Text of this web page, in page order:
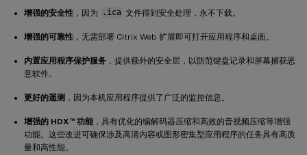
增强的安全性 ，因为 .ica 文件得到安全处理，永不下载。
增强的可靠性 ，无需部署 Citrix Web 扩展即可打开应用程序和桌面。
内置应用程序保护服务 ，提供额外的安全层，以防范键盘记录和屏幕捕获恶
意软件。
更好的遥测 ，因为本机应用程序提供了广泛的监控信息。
增强的 HDX ™功能，具有优化的编解码器压缩和高效的音视频压缩等增强
功能。这些改进可确保涉及高清内容或图形密集型应用程序的任务具有高质
量和高性能。